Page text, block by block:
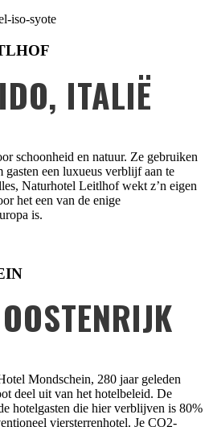
iso-syote
ITALIË
schoonheid en natuur. Ze gebruiken
gasten een luxueus verblijf aan te
Naturhotel Leitlhof wekt z’n eigen
het een van de enige
is.
Mondschein, 280 jaar geleden
deel uit van het hotelbeleid. De
hotelgasten die hier verblijven is 80%
viersterrenhotel. Je CO2-